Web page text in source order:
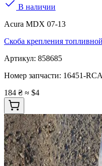
В наличии
Acura MDX 07-13
Скоба крепления
Артикул: 858685
Номер запчасти: 16451-
184 ₴ ≈ $4